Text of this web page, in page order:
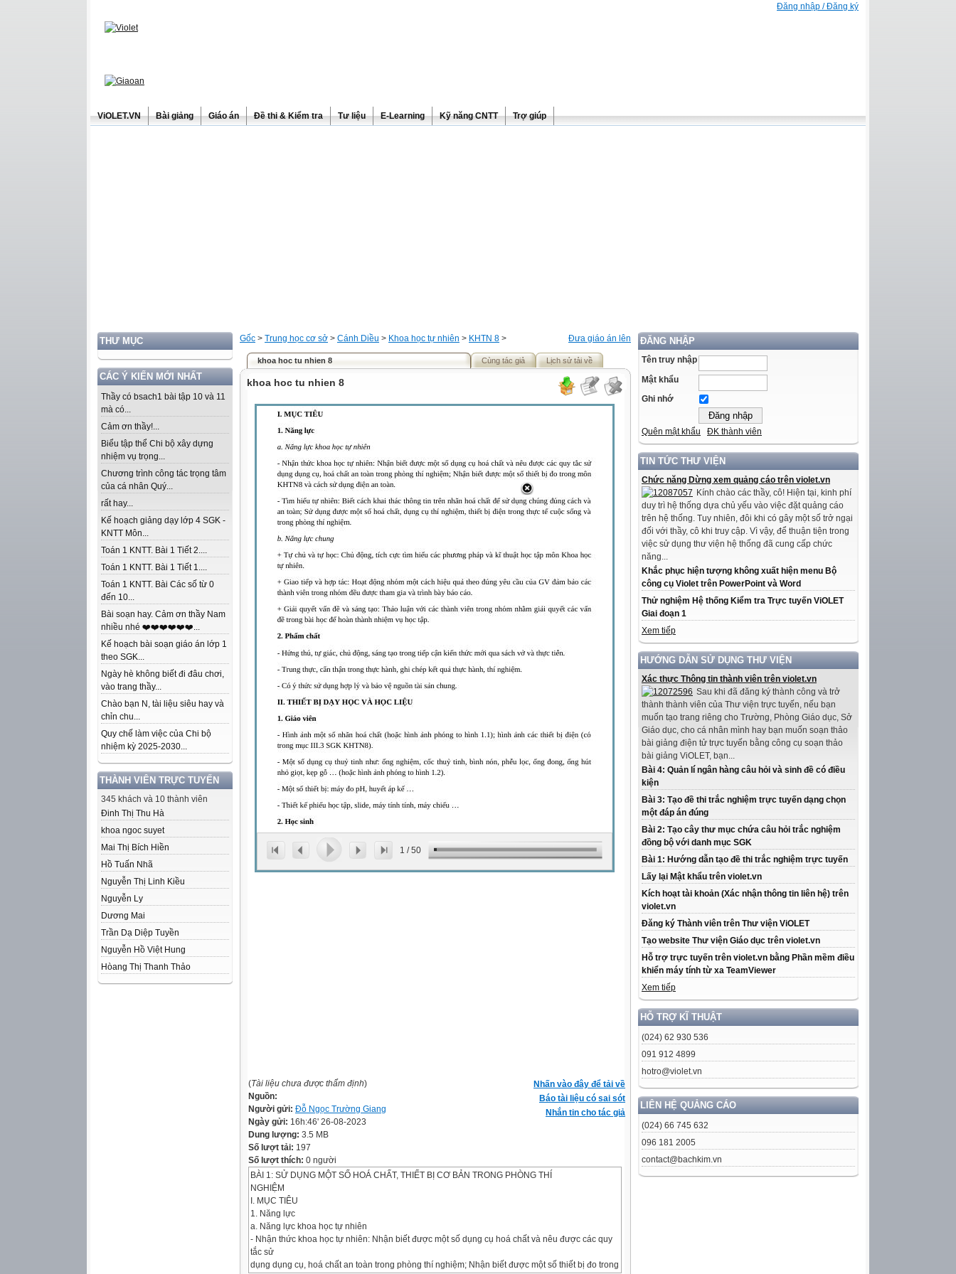
Đăng nhập / Đăng ký
ViOLET.VN Bài giảng Giáo án Đề thi & Kiểm tra Tư liệu E-Learning Kỹ năng CNTT Trợ giúp
THƯ MỤC
CÁC Ý KIẾN MỚI NHẤT
Thầy có bsach1 bài tập 10 và 11
mà có...
Cảm ơn thầy!...
Biểu tập thể Chi bộ xây dựng
nhiệm vụ trọng...
Chương trình công tác trọng tâm
của cá nhân Quý...
rất hay...
Kế hoạch giảng dạy lớp 4 SGK -
KNTT Môn...
Toán 1 KNTT. Bài 1 Tiết 2....
Toán 1 KNTT. Bài 1 Tiết 1....
Toán 1 KNTT. Bài Các số từ 0
đến 10...
Bài soạn hay. Cảm ơn thầy Nam
nhiều nhé ❤️❤️❤️❤️❤️❤️...
Kế hoạch bài soạn giáo án lớp 1
theo SGK...
Ngày hè không biết đi đâu chơi,
vào trang thầy...
Chào bạn N, tài liệu siêu hay và
chỉn chu...
Quy chế làm việc của Chi bộ
nhiệm kỳ 2025-2030...
THÀNH VIÊN TRỰC TUYẾN
345 khách và 10 thành viên
Đinh Thị Thu Hà
khoa ngoc suyet
Mai Thị Bích Hiền
Hồ Tuấn Nhã
Nguyễn Thị Linh Kiều
Nguyễn Ly
Dương Mai
Trần Dạ Diệp Tuyền
Nguyễn Hồ Việt Hung
Hòang Thị Thanh Thảo
ĐĂNG NHẬP
Tên truy nhập
Mật khẩu
Ghi nhớ
Quên mật khẩu ĐK thành viên
TIN TỨC THƯ VIỆN
Chức năng Dừng xem quảng cáo trên violet.vn
Kính chào các thầy, cô! Hiện tại, kinh phí
duy trì hệ thống dựa chủ yếu vào việc đặt quảng cáo
trên hệ thống. Tuy nhiên, đôi khi có gây một số trở ngại
đối với thầy, cô khi truy cập. Vì vậy, để thuận tiện trong
việc sử dụng thư viện hệ thống đã cung cấp chức
năng...
Khắc phục hiện tượng không xuất hiện menu Bộ
công cụ Violet trên PowerPoint và Word
Thử nghiệm Hệ thống Kiểm tra Trực tuyến ViOLET
Giai đoạn 1
Xem tiếp
HƯỚNG DẪN SỬ DỤNG THƯ VIỆN
Xác thực Thông tin thành viên trên violet.vn
Sau khi đã đăng ký thành công và trở
thành thành viên của Thư viện trực tuyến, nếu bạn
muốn tạo trang riêng cho Trường, Phòng Giáo dục, Sở
Giáo dục, cho cá nhân mình hay bạn muốn soạn thảo
bài giảng điện tử trực tuyến bằng công cụ soạn thảo
bài giảng ViOLET, bạn...
Bài 4: Quản lí ngân hàng câu hỏi và sinh đề có điều
kiện
Bài 3: Tạo đề thi trắc nghiệm trực tuyến dạng chọn
một đáp án đúng
Bài 2: Tạo cây thư mục chứa câu hỏi trắc nghiệm
đồng bộ với danh mục SGK
Bài 1: Hướng dẫn tạo đề thi trắc nghiệm trực tuyến
Lấy lại Mật khẩu trên violet.vn
Kích hoạt tài khoản (Xác nhận thông tin liên hệ) trên
violet.vn
Đăng ký Thành viên trên Thư viện ViOLET
Tạo website Thư viện Giáo dục trên violet.vn
Hỗ trợ trực tuyến trên violet.vn bằng Phần mềm điều
khiển máy tính từ xa TeamViewer
Xem tiếp
HỖ TRỢ KĨ THUẬT
(024) 62 930 536
091 912 4899
hotro@violet.vn
LIÊN HỆ QUẢNG CÁO
(024) 66 745 632
096 181 2005
contact@bachkim.vn
Đưa giáo án lên
Gốc > Trung học cơ sở > Cánh Diều > Khoa học tự nhiên > KHTN 8 >
khoa hoc tu nhien 8 Cùng tác giả Lịch sử tải về
khoa hoc tu nhien 8
1 /50
Nhấn vào đây để tải về
Báo tài liệu có sai sót
Nhắn tin cho tác giả
(Tài liệu chưa được thẩm định)
Nguồn:
Người gửi: Đỗ Ngọc Trường Giang
Ngày gửi: 16h:46' 26-08-2023
Dung lượng: 3.5 MB
Số lượt tải: 197
Số lượt thích: 0 người
BÀI 1: SỬ DỤNG MỘT SỐ HOÁ CHẤT, THIẾT BỊ CƠ BẢN TRONG PHÒNG THÍ
NGHIỆM
I. MỤC TIÊU
1. Năng lực
a. Năng lực khoa học tự nhiên
- Nhận thức khoa học tự nhiên: Nhận biết được một số dụng cụ hoá chất và nêu được các quy
tắc sử
dụng dụng cụ, hoá chất an toàn trong phòng thí nghiệm; Nhận biết được một số thiết bị đo trong